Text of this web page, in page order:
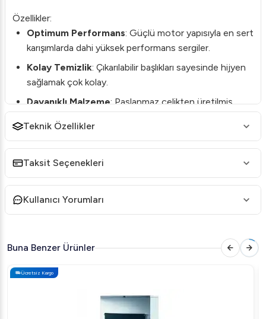
Özellikler:
Optimum Performans: Güçlü motor yapısıyla en sert
karışımlarda dahi yüksek performans sergiler.
Kolay Temizlik: Çıkarılabilir başlıkları sayesinde hijyen
sağlamak çok kolay.
Dayanıklı Malzeme: Paslanmaz çelikten üretilmiş
Neden Dito Sama Bermixer Çırpıcı?
Ergonomik dizaynı ile kullanıcı dostudur ve rahatça
BuDito Sama Bermixer çırpıcı başlığıayrı olarak
yoğun iş temposunda, ister günlük mutfak işlerinde, tüm
ihtiyaçlarınıza yanıt verecek bir asistandır. Sağlıklı ve etkili
sonuçlar için siz de Dito Sama kalitesini tercih edin!
Teknik Özellikler
Taksit Seçenekleri
Kullanıcı Yorumları
Buna Benzer Ürünler
Ücretsiz Kargo